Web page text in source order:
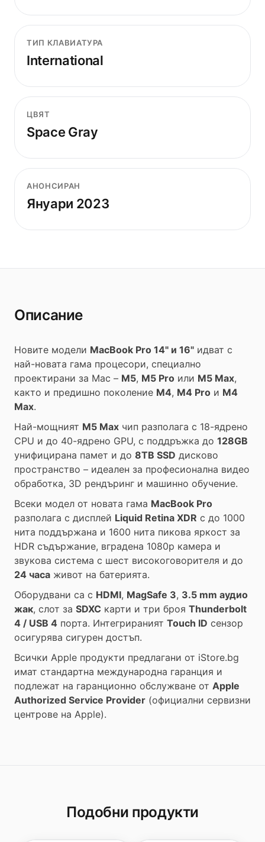
ТИП КЛАВИАТУРА
International
ЦВЯТ
Space Gray
АНОНСИРАН
Януари 2023
Описание
Новите модели MacBook Pro 14" и 16" идват с
най-новата гама процесори, специално
проектирани за Mac – M5, M5 Pro или M5 Max,
както и предишно поколение M4, M4 Pro и M4
Max.
Най-мощният M5 Max чип разполага с 18-ядрено
CPU и до 40-ядрено GPU, с поддръжка до 128GB
унифицирана памет и до 8TB SSD дисково
пространство – идеален за професионална видео
обработка, 3D рендъринг и машинно обучение.
Всеки модел от новата гама MacBook Pro
разполага с дисплей Liquid Retina XDR с до 1000
нита поддържана и 1600 нита пикова яркост за
HDR съдържание, вградена 1080p камера и
звукова система с шест високоговорителя и до
24 часа живот на батерията.
Оборудвани са с HDMI, MagSafe 3, 3.5 mm аудио
жак, слот за SDXC карти и три броя Thunderbolt
4 / USB 4 порта. Интегрираният Touch ID сензор
осигурява сигурен достъп.
Всички Apple продукти предлагани от iStore.bg
имат стандартна международна гаранция и
подлежат на гаранционно обслужване от Apple
Authorized Service Provider (официални сервизни
центрове на Apple).
Подобни продукти